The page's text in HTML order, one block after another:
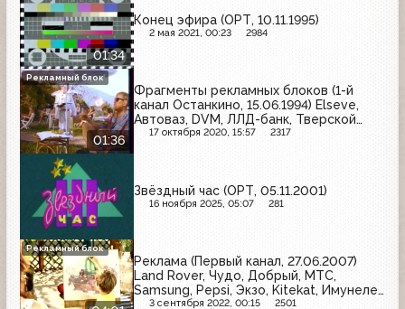
01:34
Конец эфира (ОРТ, 10.11.1995)
2 мая 2021, 00:23 2984
01:36
Фрагменты рекламных блоков (1-й
канал Останкино, 15.06.1994) Elseve,
Автоваз, DVM, ЛЛД-банк, Тверской
экскаваторный завод, Citizen,
17 октября 2020, 15:57 2317
Рекламный блок
Звёздный час (ОРТ, 05.11.2001)
16 ноября 2025, 05:07 281
Реклама (Первый канал, 27.06.2007)
Land Rover, Чудо, Добрый, МТС,
Samsung, Pepsi, Экзо, Kitekat, Имунеле,
Gliss Kur, Газпром, Rich
3 сентября 2022, 00:15 2501
Рекламный блок